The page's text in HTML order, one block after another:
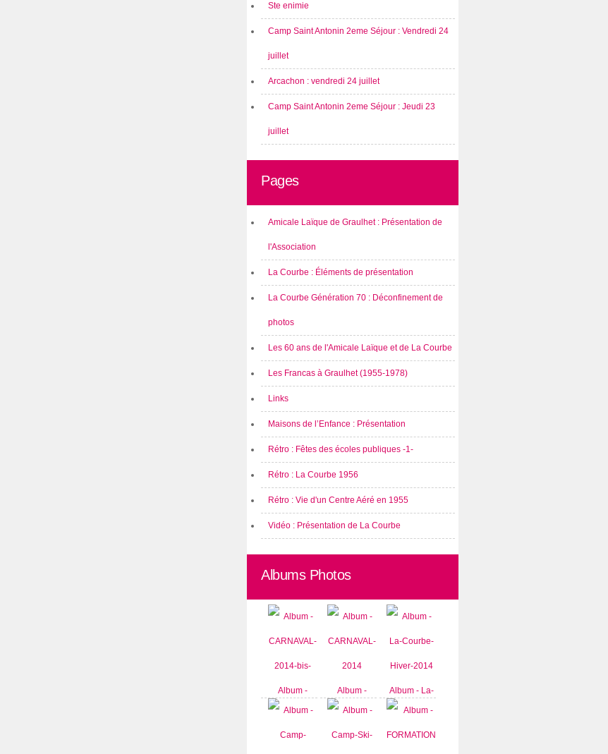
Ste enimie
Camp Saint Antonin 2eme Séjour : Vendredi 24
juillet
Arcachon : vendredi 24 juillet
Camp Saint Antonin 2eme Séjour : Jeudi 23
juillet
Pages
Amicale Laïque de Graulhet : Présentation de
l'Association
La Courbe : Éléments de présentation
La Courbe Génération 70 : Déconfinement de
photos
Les 60 ans de l'Amicale Laïque et de La Courbe
Les Francas à Graulhet (1955-1978)
Links
Maisons de l’Enfance : Présentation
Rétro : Fêtes des écoles publiques -1-
Rétro : La Courbe 1956
Rétro : Vie d'un Centre Aéré en 1955
Vidéo : Présentation de La Courbe
Albums Photos
Album -
CARNAVAL-
2014-bis-
Album -
CARNAVAL-
2014
Album - La-
Courbe-
Hiver-2014